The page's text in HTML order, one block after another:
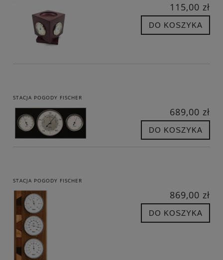
115,00 zł
DO KOSZYKA
STACJA POGODY FISCHER
689,00 zł
DO KOSZYKA
STACJA POGODY FISCHER
869,00 zł
DO KOSZYKA